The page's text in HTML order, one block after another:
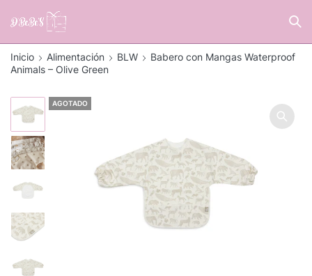
Inicio Alimentación BLW
Babero con Mangas Waterproof
Animals – Olive Green
AGOTADO